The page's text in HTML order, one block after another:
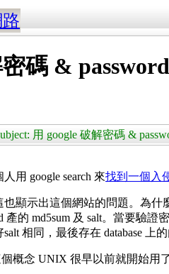
碼 &
用 google 破解密碼 &
用 google search 來找到一個入
顯示出這個網站的問題。為什
產的 md5sum 及 salt。當要驗
相同，最後存在 database 上
個概念 UNIX 很早以前就開始用